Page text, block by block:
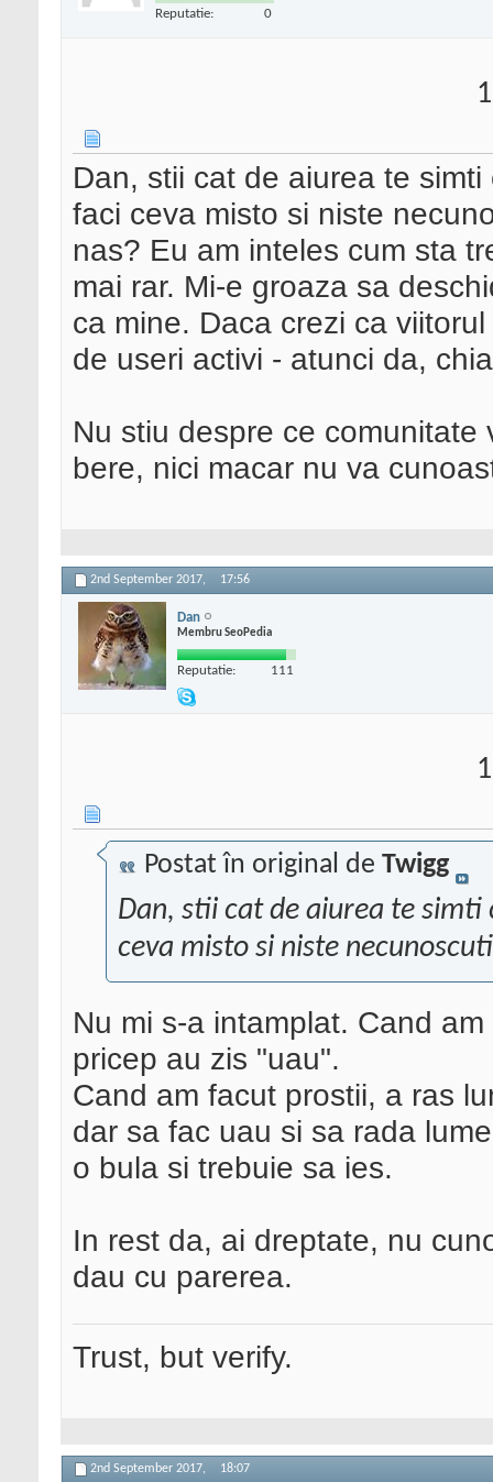
Reputatie: 0
Dan, stii cat de aiurea te
faci ceva misto si niste
nas? Eu am inteles cum sta
mai rar. Mi-e groaza sa
ca mine. Daca crezi ca
de useri activi - atunci da,
Nu stiu despre ce
bere, nici macar nu va
2nd September 2017, 17:56
Dan
Membru SeoPedia
Reputatie: 111
Postat în original de Twigg
Dan, stii cat de aiurea te
ceva misto si niste
Nu mi s-a intamplat. Cand
pricep au zis "uau".
Cand am facut prostii, a ras
dar sa fac uau si sa rada
o bula si trebuie sa ies.
In rest da, ai dreptate, nu
dau cu parerea.
Trust, but verify.
2nd September 2017, 18:07